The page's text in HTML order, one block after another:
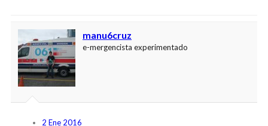
manu6cruz
e-mergencista experimentado
2 Ene 2016